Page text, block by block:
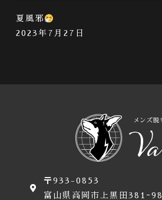
夏風邪
2023年7月27日
〒933-0853
富山県高岡市上黒田381ｰ98